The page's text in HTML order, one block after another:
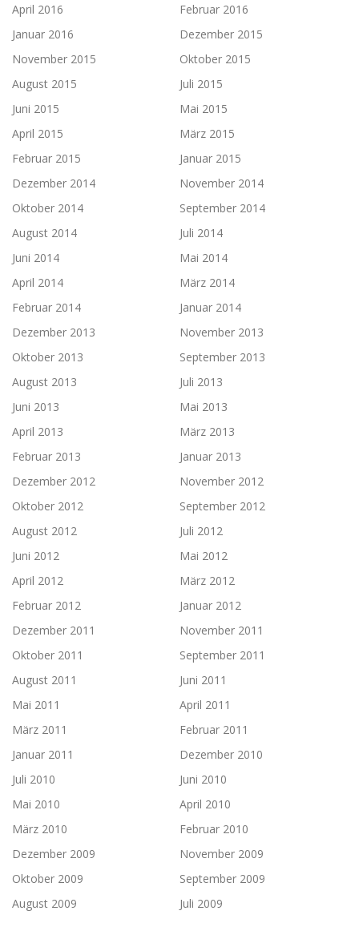
April 2016
Februar 2016
Januar 2016
Dezember 2015
November 2015
Oktober 2015
August 2015
Juli 2015
Juni 2015
Mai 2015
April 2015
März 2015
Februar 2015
Januar 2015
Dezember 2014
November 2014
Oktober 2014
September 2014
August 2014
Juli 2014
Juni 2014
Mai 2014
April 2014
März 2014
Februar 2014
Januar 2014
Dezember 2013
November 2013
Oktober 2013
September 2013
August 2013
Juli 2013
Juni 2013
Mai 2013
April 2013
März 2013
Februar 2013
Januar 2013
Dezember 2012
November 2012
Oktober 2012
September 2012
August 2012
Juli 2012
Juni 2012
Mai 2012
April 2012
März 2012
Februar 2012
Januar 2012
Dezember 2011
November 2011
Oktober 2011
September 2011
August 2011
Juni 2011
Mai 2011
April 2011
März 2011
Februar 2011
Januar 2011
Dezember 2010
Juli 2010
Juni 2010
Mai 2010
April 2010
März 2010
Februar 2010
Dezember 2009
November 2009
Oktober 2009
September 2009
August 2009
Juli 2009